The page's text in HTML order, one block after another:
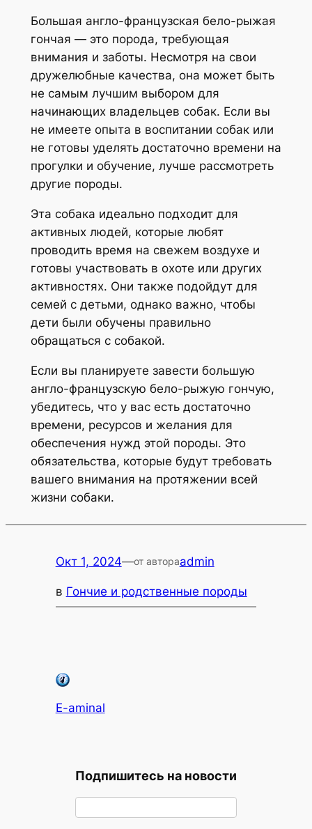
Большая англо-французская бело-рыжая
гончая — это порода, требующая
внимания и заботы. Несмотря на свои
дружелюбные качества, она может быть
не самым лучшим выбором для
начинающих владельцев собак. Если вы
не имеете опыта в воспитании собак или
не готовы уделять достаточно времени на
прогулки и обучение, лучше рассмотреть
другие породы.
Эта собака идеально подходит для
активных людей, которые любят
проводить время на свежем воздухе и
готовы участвовать в охоте или других
активностях. Они также подойдут для
семей с детьми, однако важно, чтобы
дети были обучены правильно
обращаться с собакой.
Если вы планируете завести большую
англо-французскую бело-рыжую гончую,
убедитесь, что у вас есть достаточно
времени, ресурсов и желания для
обеспечения нужд этой породы. Это
обязательства, которые будут требовать
вашего внимания на протяжении всей
жизни собаки.
Окт 1, 2024—от автораadmin
в Гончие и родственные породы
E-aminal
Подпишитесь на новости